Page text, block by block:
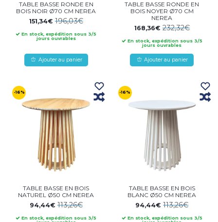
TABLE BASSE RONDE EN
BOIS NOIR Ø70 CM NEREA
151,34€196,03€
En stock, expédition sous 3/5
jours ouvrables
Ajouter au panier
TABLE BASSE RONDE EN
BOIS NOYER Ø70 CM
NEREA
168,36€232,32€
En stock, expédition sous 3/5
jours ouvrables
Ajouter au panier
-16%
TABLE BASSE EN BOIS
NATUREL Ø50 CM NEREA
94,44€113,26€
En stock, expédition sous 3/5
-16%
TABLE BASSE EN BOIS
BLANC Ø50 CM NEREA
94,44€113,26€
En stock, expédition sous 3/5